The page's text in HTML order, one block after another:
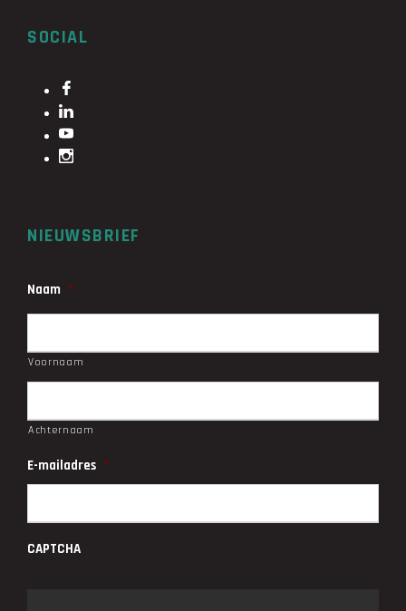
SOCIAL
NIEUWSBRIEF
Naam *
Voornaam
Achternaam
E-mailadres *
CAPTCHA